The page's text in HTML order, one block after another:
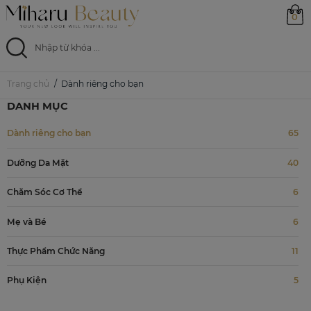
0
Trang chủ
0799 33 86 88
Trang chủ Dành riêng cho bạn
DANH MỤC
Dành riêng cho bạn 65
Dưỡng Da Mặt 40
Chăm Sóc Cơ Thể 6
Mẹ và Bé 6
Thực Phẩm Chức Năng 11
Phụ Kiện 5